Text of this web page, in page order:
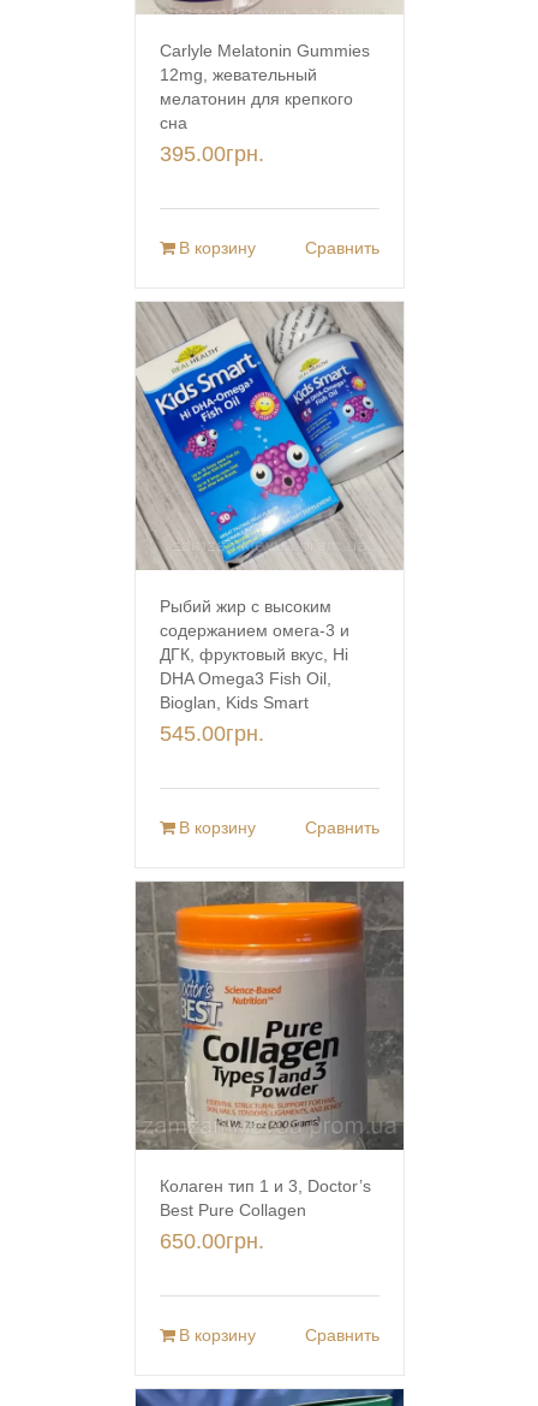
Carlyle Melatonin Gummies
12mg, жевательный
мелатонин для крепкого
сна
395.00грн.
В корзину Сравнить
Рыбий жир с высоким
содержанием омега-3 и
ДГК, фруктовый вкус, Hi
DHA Omega3 Fish Oil,
Bioglan, Kids Smart
545.00грн.
В корзину Сравнить
Колаген тип 1 и 3, Doctor’s
Best Pure Collagen
650.00грн.
В корзину Сравнить